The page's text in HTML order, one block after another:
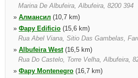
Marina De Albufeira, Albufeira, 8200 394
» Алмансил (10,7 km)
» Фару Edificio (15,6 km)
Rua Abel Viana, Sitio Das Gambelas,
» Albufeira West(16,5 km)
Rua Do Castelo, Torre Velha, Albufeira,
» Фару Montenegro (16,7 km)